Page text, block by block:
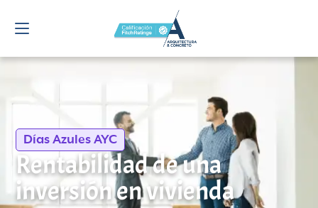
Días Azules AYC
Rentabilidad de una
inversión en vivienda